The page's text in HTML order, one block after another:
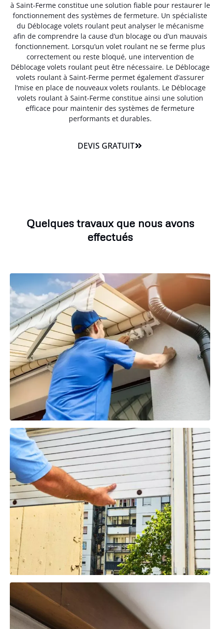
à Saint-Ferme constitue une solution fiable pour restaurer le
fonctionnement des systèmes de fermeture. Un spécialiste
du Déblocage volets roulant peut analyser le mécanisme
afin de comprendre la cause d’un blocage ou d’un mauvais
fonctionnement. Lorsqu’un volet roulant ne se ferme plus
correctement ou reste bloqué, une intervention de
Déblocage volets roulant peut être nécessaire. Le Déblocage
volets roulant à Saint-Ferme permet également d’assurer
l’mise en place de nouveaux volets roulants. Le Déblocage
volets roulant à Saint-Ferme constitue ainsi une solution
efficace pour maintenir des systèmes de fermeture
performants et durables.
DEVIS GRATUIT
Quelques travaux que nous avons
effectués